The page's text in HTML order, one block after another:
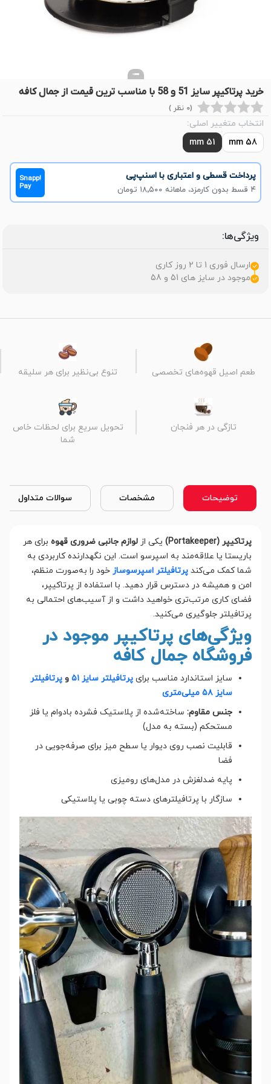
خرید پرتاکیپر سایز 51 و 58 با مناسب ترین قیمت از جمال کافه
(0 نظر )
انتخاب متغییر اصلی:
58 mm
51 mm
پرداخت قسطی و اعتباری با اسنپ‌پی
۴ قسط بدون کارمزد، ماهانه ۱۸٬۵۰۰ تومان
Snapp!
Pay
ویژگی‌ها:
ارسال فوری 1 تا 2 روز کاری
موجود در سایز های 51 و 58
طعم اصیل قهوه‌های تخصصی تنوع بی‌نظیر برای هر سلیقه
تازگی در هر فنجان
تحویل سریع برای لحظات خاص
شما
توضیحات مشخصات سوالات متداول
پرتاکیپر (Portakeeper) یکی از لوازم جانبی ضروری قهوه برای هر
باریستا یا علاقه‌مند به اسپرسو است. این نگهدارنده کاربردی به
شما کمک می‌کند پرتافیلتر اسپرسوساز خود را به‌صورت منظم،
امن و همیشه در دسترس قرار دهید. با استفاده از پرتاکیپر،
فضای کاری مرتب‌تری خواهید داشت و از آسیب‌های احتمالی به
پرتافیلتر جلوگیری می‌کنید.
ویژگی‌های پرتاکیپر موجود در
فروشگاه جمال کافه
سایز استاندارد مناسب برای پرتافیلتر سایز ۵۱ و پرتافیلتر
سایز ۵۸ میلی‌متری
جنس مقاوم: ساخته‌شده از پلاستیک فشرده بادوام یا فلز
مستحکم (بسته به مدل)
قابلیت نصب روی دیوار یا سطح میز برای صرفه‌جویی در
فضا
پایه ضدلغزش در مدل‌های رومیزی
سازگار با پرتافیلترهای دسته چوبی یا پلاستیکی